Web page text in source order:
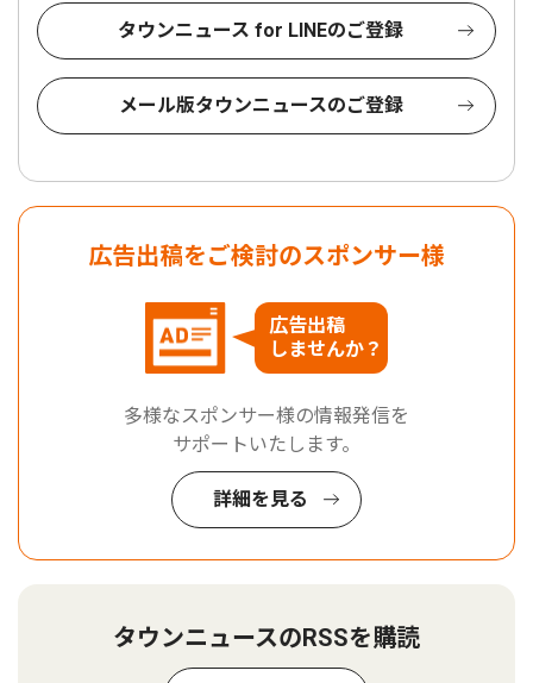
タウンニュース for LINEのご登録
メール版タウンニュースのご登録
広告出稿をご検討のスポンサー様
広告出稿
しませんか？
多様なスポンサー様の情報発信を
サポートいたします。
詳細を見る
タウンニュースのRSSを購読